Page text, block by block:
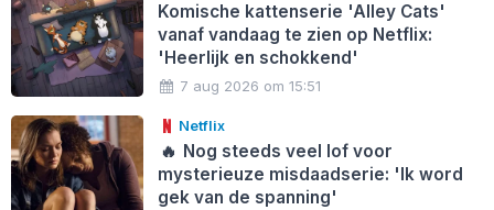
Komische kattenserie 'Alley Cats'
vanaf vandaag te zien op Netflix:
'Heerlijk en schokkend'
7 aug 2026 om 15:51
Netflix
🔥 Nog steeds veel lof voor
mysterieuze misdaadserie: 'Ik word
gek van de spanning'